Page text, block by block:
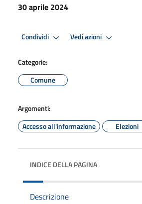
30 aprile 2024
Condividi Vedi azioni
Categorie:
Comune
Argomenti:
Accesso all'informazione
Elezioni
INDICE DELLA PAGINA
Descrizione